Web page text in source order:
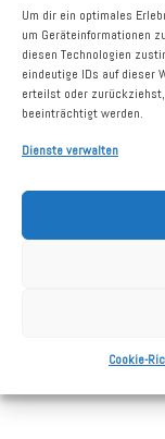
Um dir ein optimales
um Geräteinformationen
diesen Technologien
eindeutige IDs auf dieser
erteilst oder
beeinträchtigt werden.
Dienste verwalten
Cookie-
Vermietungsstand
Größte Mieter